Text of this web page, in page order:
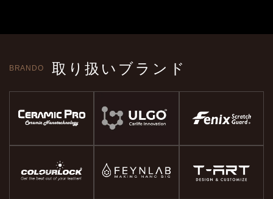
BRANDO 取り扱いブランド